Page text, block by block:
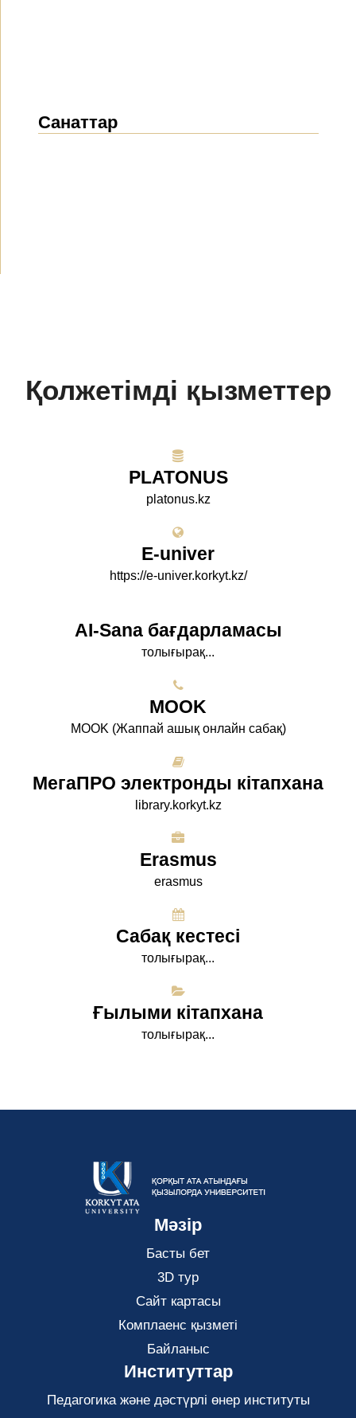
Санаттар
Қолжетімді қызметтер
PLATONUS
platonus.kz
E-univer
https://e-univer.korkyt.kz/
AI-Sana бағдарламасы
толығырақ...
МООK
МООK (Жаппай ашық онлайн сабақ)
МегаПРО электронды кітапхана
library.korkyt.kz
Erasmus
erasmus
Сабақ кестесі
толығырақ...
Ғылыми кітапхана
толығырақ...
Мәзір
Басты бет
3D тур
Сайт картасы
Комплаенс қызметі
Байланыс
Институттар
Педагогика және дәстүрлі өнер институты